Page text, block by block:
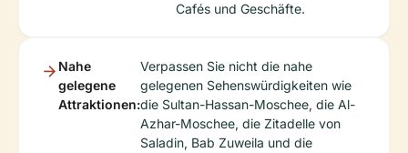
Cafés und Geschäfte.
Nahe
gelegene
Attraktionen:
Verpassen Sie nicht die nahe
gelegenen Sehenswürdigkeiten wie
die Sultan-Hassan-Moschee, die Al-
Azhar-Moschee, die Zitadelle von
Saladin, Bab Zuweila und die